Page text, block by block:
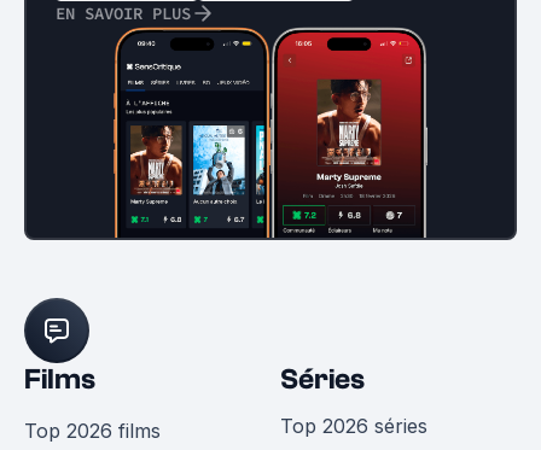
EN SAVOIR PLUS
Films
Top 2026 films
Séries
Top 2026 séries